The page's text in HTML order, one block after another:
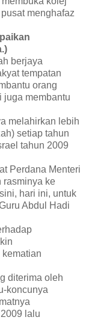
menghafaz
berjaya
tempatan
orang
juga membantu
melahirkan lebih
setiap tahun
tahun 2009
Perdana Menteri
rasminya ke
hari ini, untuk
Abdul Hadi
diterima oleh
koncunya
lalu